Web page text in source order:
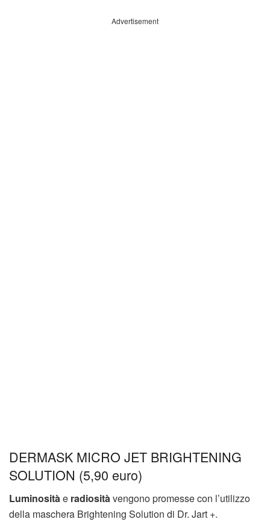
Advertisement
DERMASK MICRO JET BRIGHTENING
SOLUTION (5,90 euro)
Luminositàe radiositàvengono promesse con l’utilizzo
della maschera Brightening Solution di Dr. Jart +.